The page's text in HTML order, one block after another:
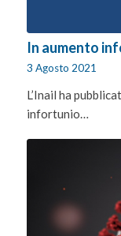
In aumento
3 Agosto 2021
L’Inail ha
infortunio…